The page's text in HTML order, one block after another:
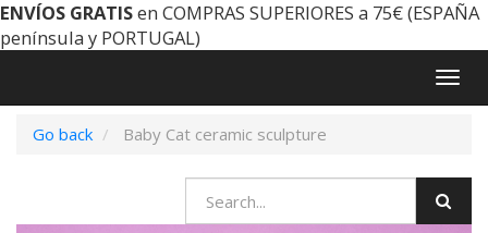
ENVÍOS GRATISen COMPRAS SUPERIORES a 75€ (ESPAÑA
península y PORTUGAL)
Go back
Baby Cat ceramic sculpture